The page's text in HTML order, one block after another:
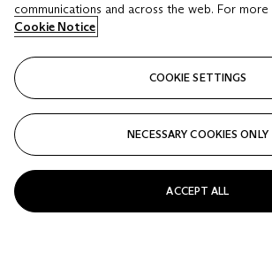
communications and across the web. For
Cookie Notice
COOKIE SETTINGS
NECESSARY COOKIES ONLY
ACCEPT ALL